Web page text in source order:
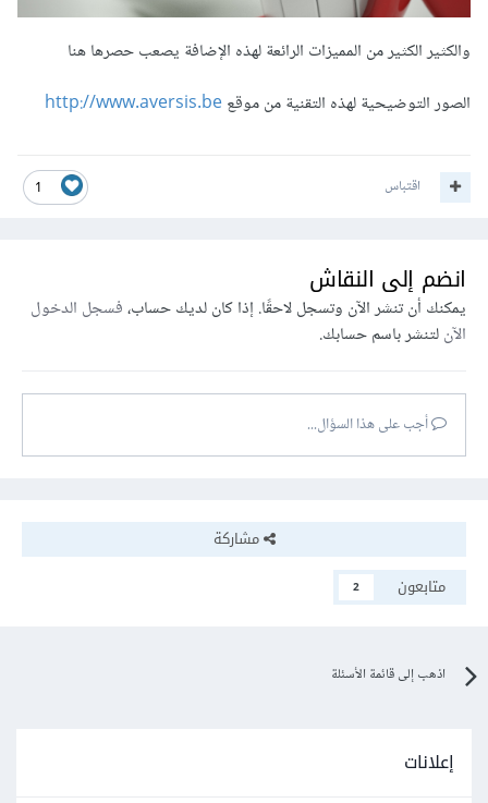
والكثير الكثير من المميزات الرائعة لهذه الإضافة يصعب حصرها هنا
الصور التوضيحية لهذه التقنية من موقعhttp://www.aversis.be
1 اقتباس
انضم إلى النقاش
يمكنك أن تنشر الآن وتسجل لاحقًا. إذا كان لديك حساب،فسجل الدخول
الآنلتنشر باسم حسابك.
أجب على هذا السؤال...
مشاركة
متابعون
2
اذهب إلى قائمة الأسئلة
إعلانات